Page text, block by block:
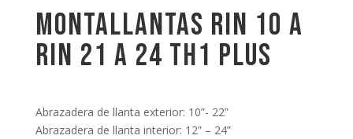
MONTALLANTAS RIN 10 A
RIN 21 A 24 TH1 PLUS
Abrazadera de llanta exterior: 10”- 22”
Abrazadera de llanta interior: 12” – 24”